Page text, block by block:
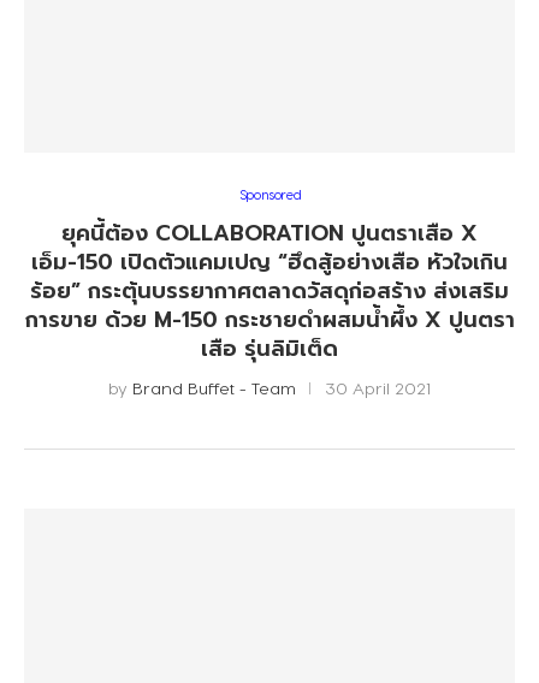
Sponsored
ยุคนี้ต้อง COLLABORATION ปูนตราเสือ X
เอ็ม-150 เปิดตัวแคมเปญ “ฮึดสู้อย่างเสือ หัวใจเกิน
ร้อย” กระตุ้นบรรยากาศตลาดวัสดุก่อสร้าง ส่งเสริม
การขาย ด้วย M-150 กระชายดำผสมน้ำผึ้ง X ปูนตรา
เสือ รุ่นลิมิเต็ด
by Brand Buffet - Team 30 April 2021